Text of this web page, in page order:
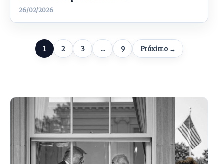
26/02/2026
1 2 3 … 9 Próximo →